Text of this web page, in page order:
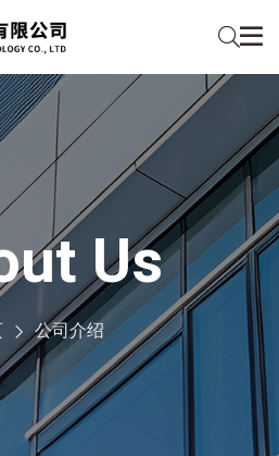
Us
公司介绍